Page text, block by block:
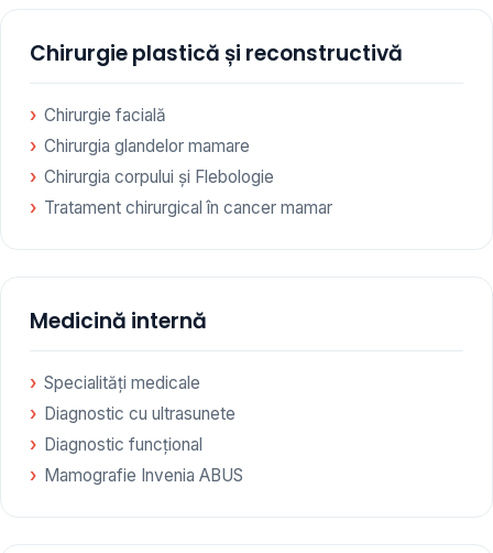
Chirurgie plastică și reconstructivă
Chirurgie facială
Chirurgia glandelor mamare
Chirurgia corpului și Flebologie
Tratament chirurgical în cancer mamar
Medicină internă
Specialități medicale
Diagnostic cu ultrasunete
Diagnostic funcțional
Mamografie Invenia ABUS